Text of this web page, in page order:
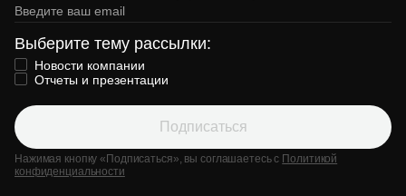
Выберите тему рассылки:
Новости компании
Отчеты и презентации
Подписаться
Нажимая кнопку «Подписаться», вы соглашаетесь с Политикой
конфиденциальности